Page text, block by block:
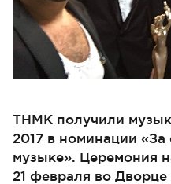
ТНМК получили
2017 в номинации
музыке». Церемония
21 февраля во Дворце